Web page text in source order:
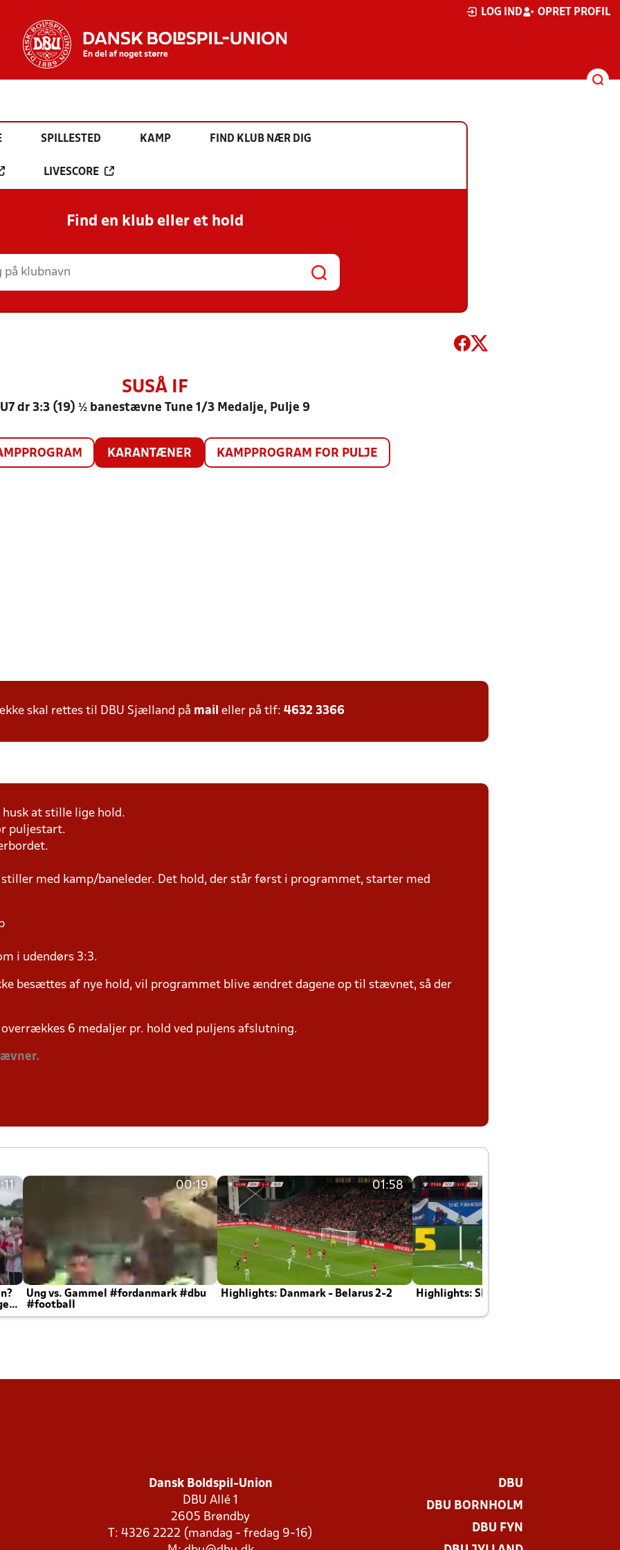
LOG IND OPRET PROFIL
SPILLESTED KAMP FIND KLUB NÆR DIG
LIVESCORE
Find en klub eller et hold
SUSÅ IF
U7 dr 3:3 (19) ½ banestævne Tune 1/3 Medalje, Pulje 9
KARANTÆNER KAMPPROGRAM FOR PULJE
skal rettes til DBU Sjælland på mail eller på tlf: 4632 3366
husk at stille lige hold.
puljestart.
med kamp/baneleder. Det hold, der står først i programmet, starter med
i udendørs 3:3.
besættes af nye hold, vil programmet blive ændret dagene op til stævnet, så der
6 medaljer pr. hold ved puljens afslutning.
00:19
Ung vs. Gammel #fordanmark #dbu
#football
01:58
Highlights: Danmark - Belarus 2-2 Highlights: Skotland - Danmark 4-2
Dansk Boldspil-Union
DBU Allé 1
2605 Brøndby
T: 4326 2222 (mandag - fredag 9-16)
DBU
DBU BORNHOLM
DBU FYN